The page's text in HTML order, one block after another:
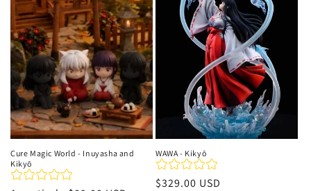
Cure Magic World - Inuyasha and
Kikyō
WAWA - Kikyō
Precio
$329.00 USD